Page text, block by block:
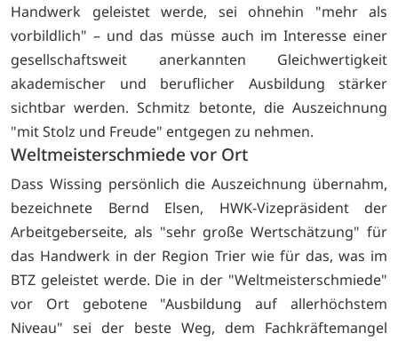
Handwerk geleistet werde, sei ohnehin "mehr als
vorbildlich" – und das müsse auch im Interesse einer
gesellschaftsweit anerkannten Gleichwertigkeit
akademischer und beruflicher Ausbildung stärker
sichtbar werden. Schmitz betonte, die Auszeichnung
"mit Stolz und Freude" entgegen zu nehmen.
Weltmeisterschmiede vor Ort
Dass Wissing persönlich die Auszeichnung übernahm,
bezeichnete Bernd Elsen, HWK-Vizepräsident der
Arbeitgeberseite, als "sehr große Wertschätzung" für
das Handwerk in der Region Trier wie für das, was im
BTZ geleistet werde. Die in der "Weltmeisterschmiede"
vor Ort gebotene "Ausbildung auf allerhöchstem
Niveau" sei der beste Weg, dem Fachkräftemangel